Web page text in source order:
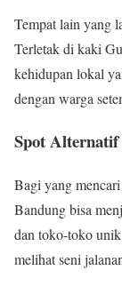
Tempat lain yang
Terletak di kaki
kehidupan lokal
dengan warga
Spot
Bagi yang
Bandung bisa
dan toko-toko
melihat seni